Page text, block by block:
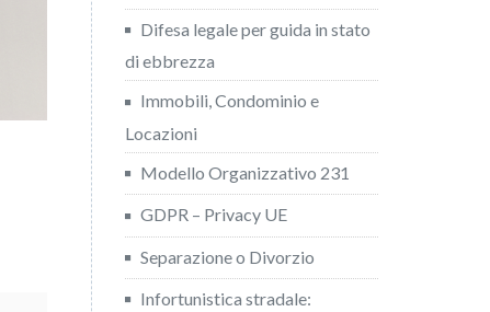
Difesa legale per guida in stato
di ebbrezza
Immobili, Condominio e
Locazioni
Modello Organizzativo 231
GDPR – Privacy UE
Separazione o Divorzio
Infortunistica stradale: